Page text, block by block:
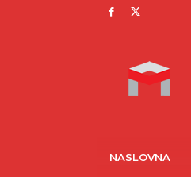
NASLOVNA